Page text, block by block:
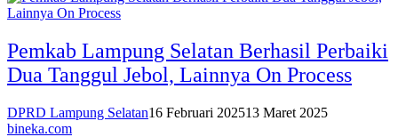
Pemkab Lampung Selatan Berhasil Perbaiki
Dua Tanggul Jebol, Lainnya On Process
DPRD Lampung Selatan16 Februari 202513 Maret 2025
bineka.com